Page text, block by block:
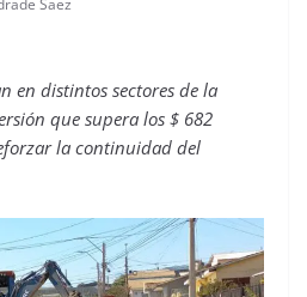
Saez
en distintos sectores de la
que supera los $ 682
la continuidad del